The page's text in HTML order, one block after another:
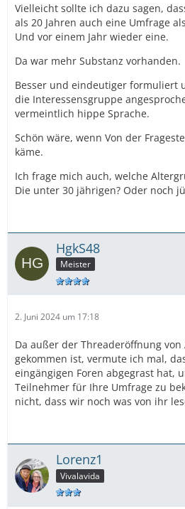
Vielleicht sollte ich dazu sagen,
als 20 Jahren auch eine Umfrage
Und vor einem Jahr wieder eine.
Da war mehr Substanz vorhanden.
Besser und eindeutiger formuliert
die Interessensgruppe
vermeintlich hippe Sprache.
Schön wäre, wenn Von der
käme.
Ich frage mich auch, welche
Die unter 30 jährigen? Oder noch
HgkS48
Meister
2. Juni 2024 um 17:18
Da außer der Threaderöffnung
gekommen ist, vermute ich mal,
eingängigen Foren abgegrast hat,
Teilnehmer für Ihre Umfrage zu
nicht, dass wir noch was von ihr
Lorenz1
Vivalavida